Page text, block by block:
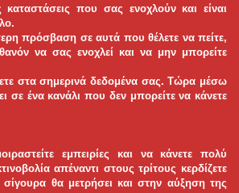
καταστάσεις που σας ενοχλούν και είναι
πρόσβαση σε αυτά που θέλετε να πείτε,
να σας ενοχλεί και να μην μπορείτε
στα σημερινά δεδομένα σας. Τώρα μέσω
σε ένα κανάλι που δεν μπορείτε να κάνετε
εμπειρίες και να κάνετε πολύ
απέναντι στους τρίτους κερδίζετε
θα μετρήσει και στην αύξηση της